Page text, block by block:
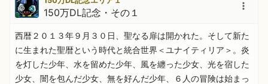
150万DL記念・その１
西暦２０１３年９月３０日、聖なる扉は開かれた。そして新た
に生まれた聖暦という時代と統合世界＜ユナイティリア＞。炎
を灯した少年、水を留めた少年、風を纏った少女、光を宿した
少女、闇を包んだ少女、無を好んだ少年、６人の冒険は始まっ